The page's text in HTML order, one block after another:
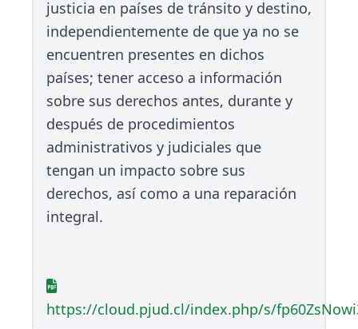
justicia en países de tránsito y destino,
independientemente de que ya no se
encuentren presentes en dichos
países; tener acceso a información
sobre sus derechos antes, durante y
después de procedimientos
administrativos y judiciales que
tengan un impacto sobre sus
derechos, así como a una reparación
integral.
https://cloud.pjud.cl/index.php/s/